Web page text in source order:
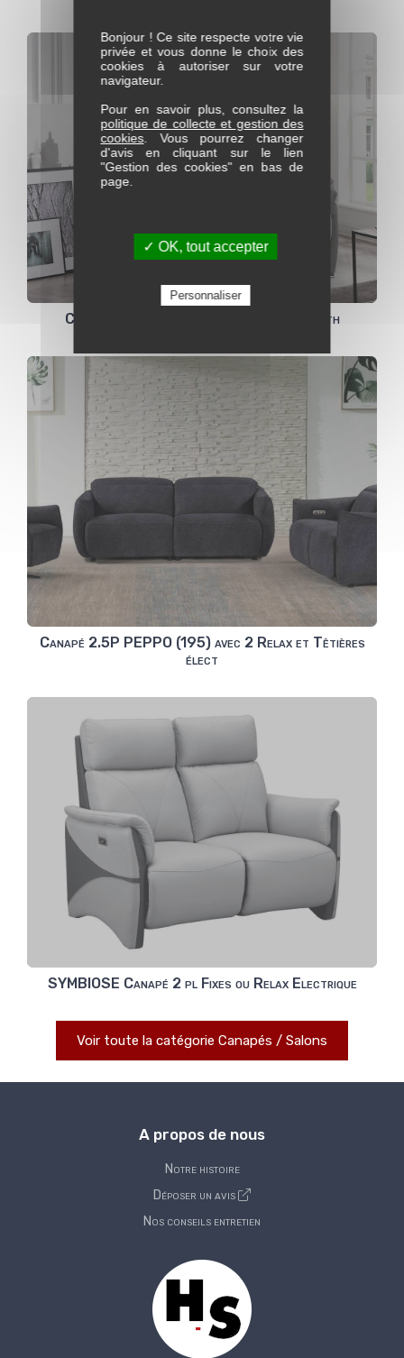
Canapé 2 pl Fixe ou Relax Zeo gravité Zénith
Canapé 2.5P PEPPO (195) avec 2 Relax et Têtières
élect
SYMBIOSE Canapé 2 pl Fixes ou Relax Electrique
Voir toute la catégorie Canapés / Salons
A propos de nous
Notre histoire
Déposer un avis
Nos conseils entretien
Bonjour ! Ce site respecte votre vie
privée et vous donne le choix des
cookies à autoriser sur votre
navigateur.
Pour en savoir plus, consultez la
politique de collecte et gestion des
cookies. Vous pourrez changer
d'avis en cliquant sur le lien
"Gestion des cookies" en bas de
page.
✓ OK, tout accepter
Personnaliser